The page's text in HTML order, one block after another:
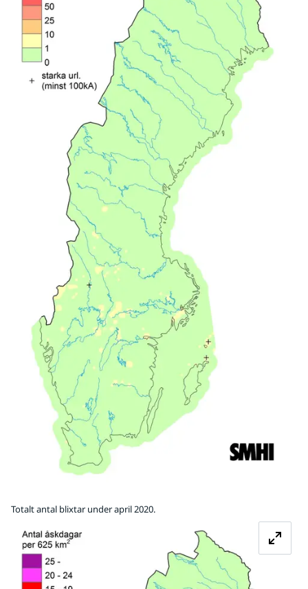
Totalt antal blixtar under april 2020.